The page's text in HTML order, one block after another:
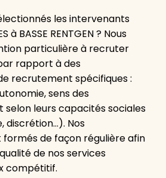
les intervenants
à BASSE RENTGEN ? Nous
particulière à recruter
rapport à des
recrutement spécifiques :
sens des
selon leurs capacités sociales
discrétion…). Nos
de façon régulière afin
de nos services
compétitif.